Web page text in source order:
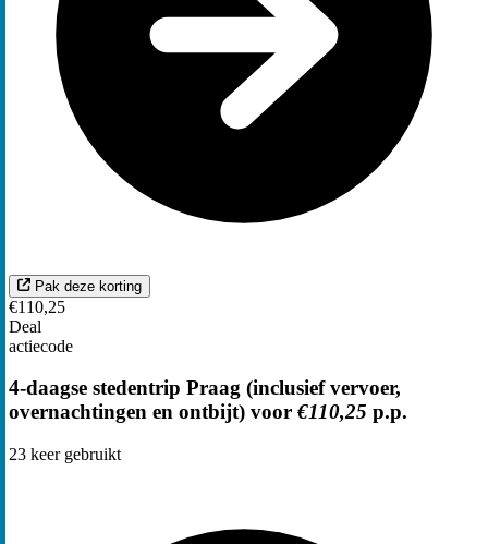
Pak deze korting
€110,25
Deal
actiecode
4-daagse stedentrip Praag (inclusief vervoer,
overnachtingen en ontbijt) voor €110,25 p.p.
23 keer gebruikt